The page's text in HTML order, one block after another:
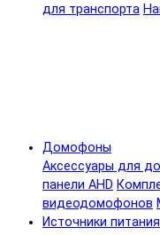
для транспорта
Домофоны
Аксессуары для
панели AHD
видеодомофонов
Источники питания